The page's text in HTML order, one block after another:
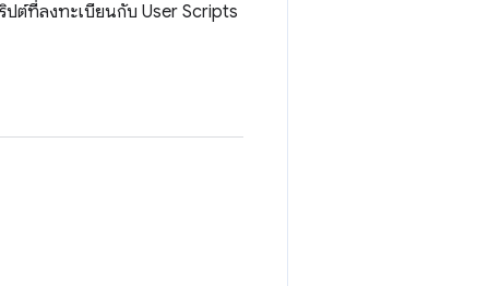
ปต์ที่ลงทะเบียนกับ User Scripts